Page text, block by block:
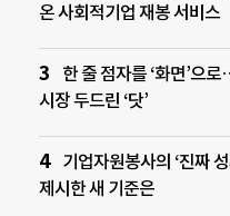
온 사회적기업 재봉 서비스
한 줄 점자를 ‘화면’으
시장 두드린 ‘닷’
기업자원봉사의 ‘진짜
제시한 새 기준은